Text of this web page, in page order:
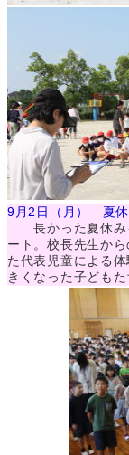
9月2日（月） 夏休
長かった夏休み
ート。校長先生か
た代表児童による
きくなった子ども